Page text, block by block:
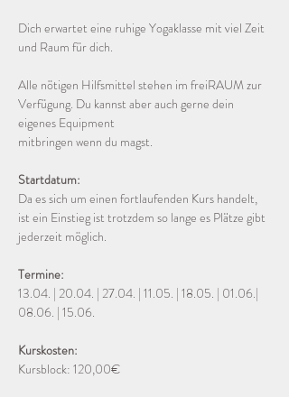
Dich erwartet eine ruhige Yogaklasse mit viel Zeit
und Raum für dich.
Alle nötigen Hilfsmittel stehen im freiRAUM zur
Verfügung. Du kannst aber auch gerne dein
eigenes Equipment
mitbringen wenn du magst.
Startdatum:
Da es sich um einen fortlaufenden Kurs handelt,
ist ein Einstieg ist trotzdem so lange es Plätze gibt
jederzeit möglich.
Termine:
13.04. | 20.04. | 27.04. | 11.05. | 18.05. | 01.06.|
08.06. | 15.06.
Kurskosten:
Kursblock: 120,00€